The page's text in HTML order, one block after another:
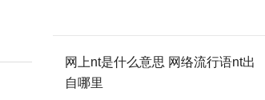
网上nt是什么意思 网络流行语nt出
自哪里